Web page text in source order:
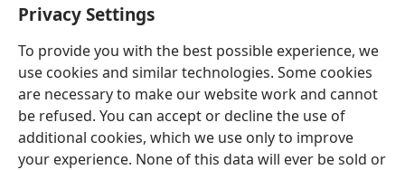
Privacy Settings
To provide you with the best possible experience, we
use cookies and similar technologies. Some cookies
are necessary to make our website work and cannot
be refused. You can accept or decline the use of
additional cookies, which we use only to improve
your experience. None of this data will ever be sold or